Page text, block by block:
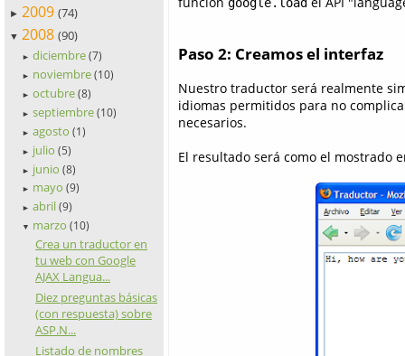
► 2009 (74)
▼ 2008 (90)
► diciembre (7)
► noviembre (10)
► octubre (8)
► septiembre (10)
► agosto (1)
► julio (5)
► junio (8)
► mayo (9)
► abril (9)
▼ marzo (10)
Crea un traductor en
tu web con Google
AJAX Langua...
Diez preguntas básicas
(con respuesta) sobre
ASP.N...
Listado de nombres
google.load
Paso 2: Creamos el interfaz
Nuestro traductor será realmente
idiomas permitidos para no
necesarios.
El resultado será como el mostrado